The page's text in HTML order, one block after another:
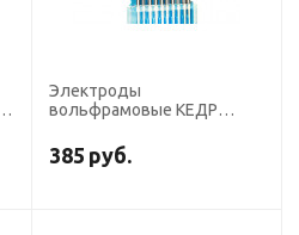
Электроды
вольфрамовые КЕДР
(серый) AC/DC
385 руб.